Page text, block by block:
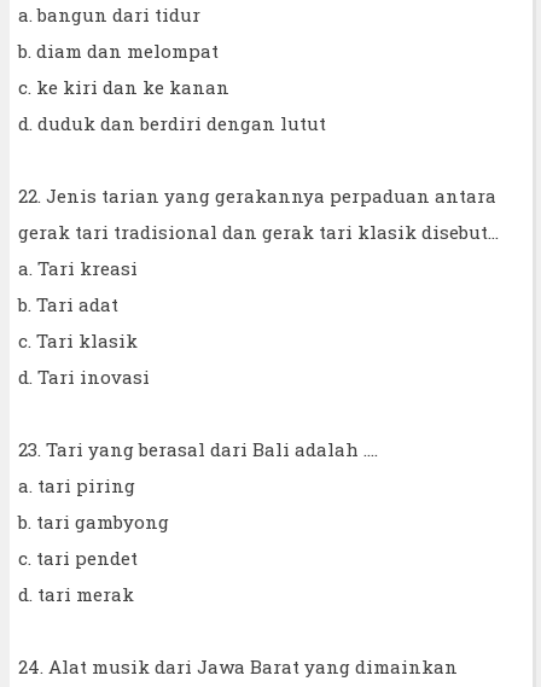
a. bangun dari tidur
b. diam dan melompat
c. ke kiri dan ke kanan
d. duduk dan berdiri dengan lutut
22. Jenis tarian yang gerakannya perpaduan antara
gerak tari tradisional dan gerak tari klasik disebut...
a. Tari kreasi
b. Tari adat
c. Tari klasik
d. Tari inovasi
23. Tari yang berasal dari Bali adalah ....
a. tari piring
b. tari gambyong
c. tari pendet
d. tari merak
24. Alat musik dari Jawa Barat yang dimainkan